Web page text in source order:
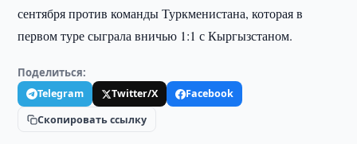
сентября против команды Туркменистана, которая в
первом туре сыграла вничью 1:1 с Кыргызстаном.
Поделиться:
Telegram Twitter/X
Facebook
Скопировать ссылку